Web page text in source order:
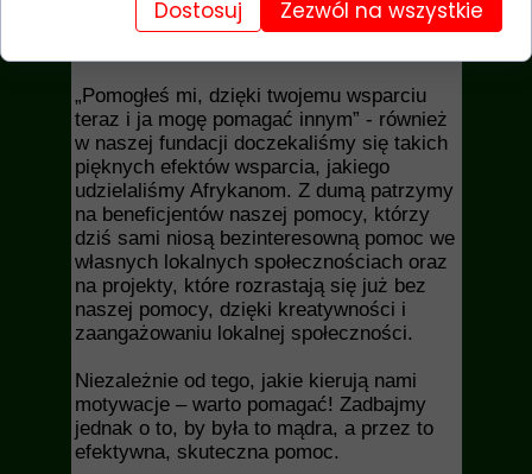
poczucie własnej wartości osób w nią
„Pomogłeś mi, dzięki twojemu wsparciu
teraz i ja mogę pomagać innym” - również
w naszej fundacji doczekaliśmy się takich
pięknych efektów wsparcia, jakiego
udzielaliśmy Afrykanom. Z dumą patrzymy
na beneficjentów naszej pomocy, którzy
dziś sami niosą bezinteresowną pomoc we
własnych lokalnych społecznościach oraz
na projekty, które rozrastają się już bez
naszej pomocy, dzięki kreatywności i
zaangażowaniu lokalnej społeczności.
Niezależnie od tego, jakie kierują nami
motywacje – warto pomagać! Zadbajmy
jednak o to, by była to mądra, a przez to
efektywna, skuteczna pomoc.
Dostosuj Zezwól na wszystkie